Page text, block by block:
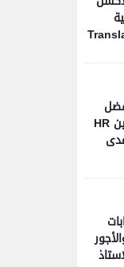
برنامج ادارة شئون العاملين HR